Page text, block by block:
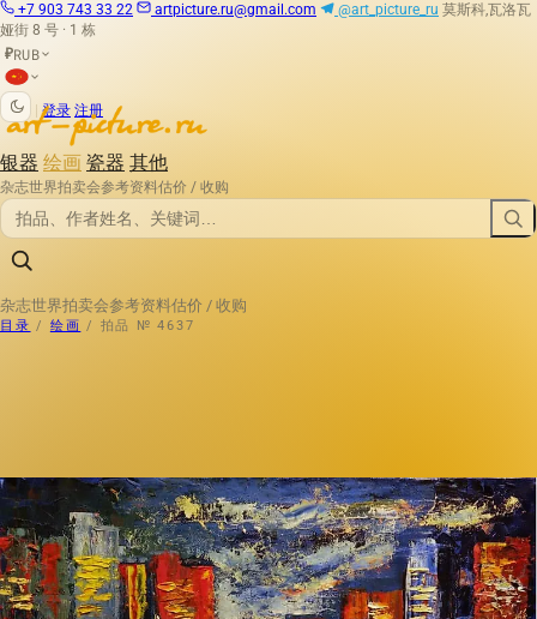
+7 903 743 33 22 artpicture.ru@gmail.com @art_picture_ru 莫斯科,瓦洛瓦
娅街 8 号 · 1 栋
₽RUB
登录 注册
银器 绘画 瓷器 其他
杂志世界拍卖会参考资料估价 / 收购
杂志世界拍卖会参考资料估价 / 收购
目录 / 绘画 / 拍品 № 4637